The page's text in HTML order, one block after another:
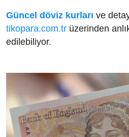
Güncel döviz kurları ve
tikopara.com.tr üzerinden
edilebiliyor.